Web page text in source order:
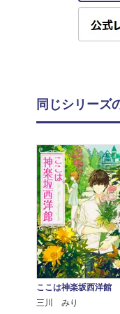
同じシリーズ
ここは神楽坂西洋館
三川 みり